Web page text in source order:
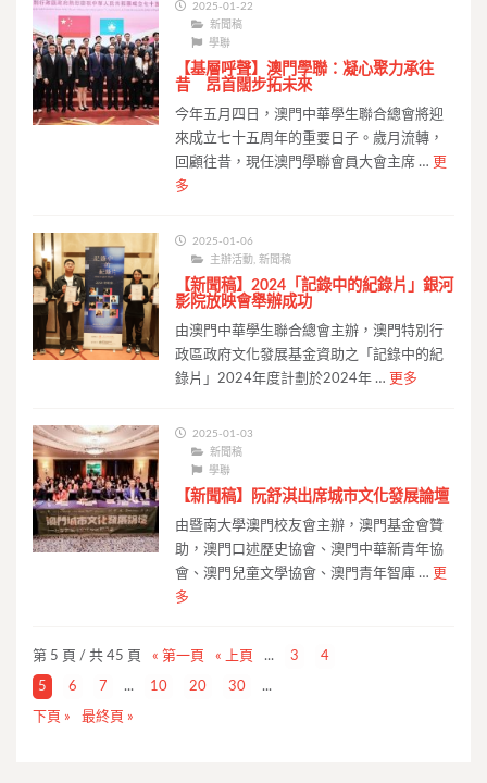
2025-01-22
新聞稿
學聯
【基層呼聲】澳門學聯：凝心聚力承往
昔 昂首闊步拓未來
今年五月四日，澳門中華學生聯合總會將迎
來成立七十五周年的重要日子。歲月流轉，
回顧往昔，現任澳門學聯會員大會主席 … 更
多
2025-01-06
主辦活動 ,新聞稿
【新聞稿】2024「記錄中的紀錄片」銀河
影院放映會舉辦成功
由澳門中華學生聯合總會主辦，澳門特別行
政區政府文化發展基金資助之「記錄中的紀
錄片」2024年度計劃於2024年 … 更多
2025-01-03
新聞稿
學聯
【新聞稿】阮舒淇出席城市文化發展論壇
由暨南大學澳門校友會主辦，澳門基金會贊
助，澳門口述歷史協會、澳門中華新青年協
會、澳門兒童文學協會、澳門青年智庫 … 更
多
第 5 頁 / 共 45 頁 « 第一頁 « 上頁 ... 3 4
5 6 7 ... 10 20 30 ...
下頁 » 最終頁 »